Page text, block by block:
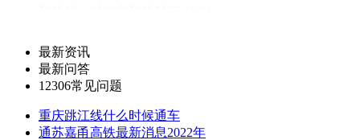
订票平台：
车次/车型：快速
最新资讯
最新问答
12306常见问题
重庆跳江线什么时候通车
通苏嘉甬高铁最新消息2022年